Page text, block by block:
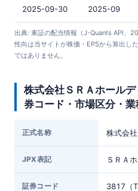
2025-09-30 2025-09
出典: 東証の配当情報（J-Quants API、
性向は当サイトが株価・EPSから算出し
ではありません。
株式会社ＳＲＡホール
券コード・市場区分・業
正式名称 株式会
JPX表記 ＳＲＡ
証券コード 3817（